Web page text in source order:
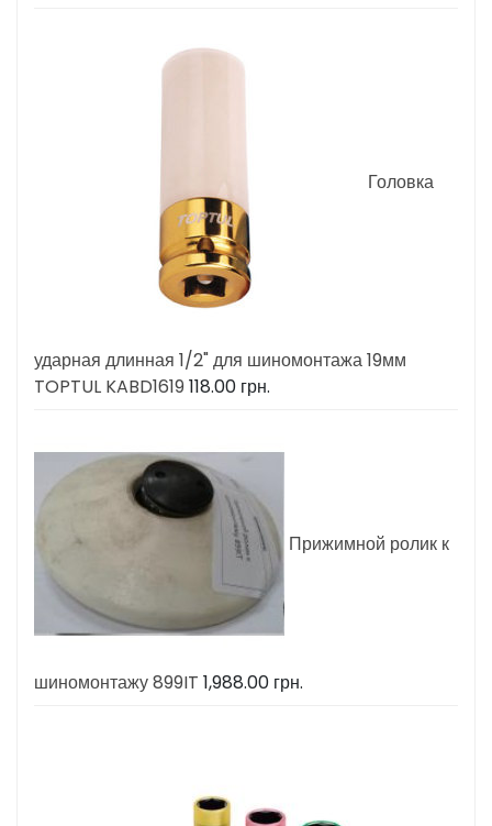
Головка
ударная длинная 1/2" для шиномонтажа 19мм
TOPTUL KABD1619 118.00 грн.
Прижимной ролик к
шиномонтажу 899IT 1,988.00 грн.